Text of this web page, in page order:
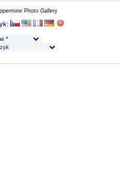
Photo Gallery